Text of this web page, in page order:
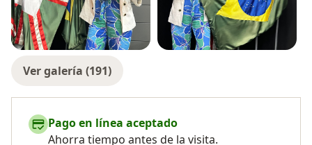
Ver galería (191)
Pago en línea aceptado
Ahorra tiempo antes de la visita.